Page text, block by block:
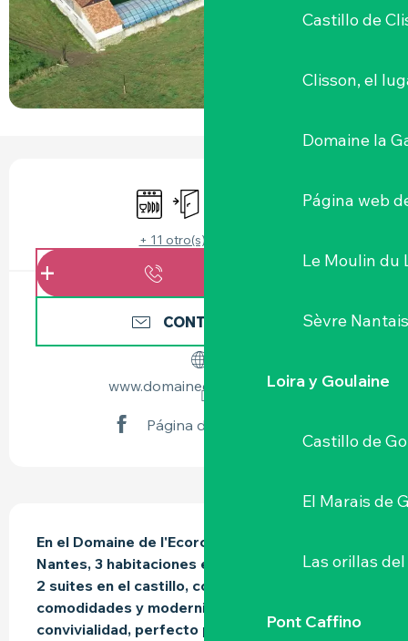
Castillo de
Clisson, el
Domaine la
Página web
Le Moulin du
Sèvre
Loira y Goulaine
Castillo de
El Marais de
Las orillas
Pont Caffino
LavavajillasEntrada independiente
Sábanas y ropa de
+ 11 otro(s) servicio(s)
CONTÁCTENOS
www.domainedelecorce.com
Página de Facebook
En el Domaine de l'Ecorce, en los viñedos de
Nantes, 3 habitaciones en la granja renovada +
2 suites en el castillo, con todas las
comodidades y modernidad. Espacio, paz,
convivialidad, perfecto para recargar las pilas.